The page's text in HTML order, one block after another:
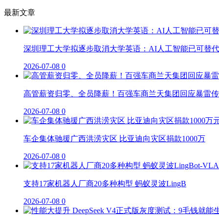
最新文章
深圳理工大学拟逐步取消大学英语：AI人工智能已可替代
2026-07-08 0
高管薪资归零、全员降薪！百强车商兰天集团回应暴雷
2026-07-08 0
车企集体驰援广西洪涝灾区 比亚迪向灾区捐款1000万
2026-07-08 0
支持17家机器人厂商20多种构型 蚂蚁灵波LingB
2026-07-08 0